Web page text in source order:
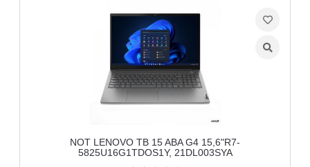
NOT LENOVO TB 15 ABA G4 15,6"R7-
5825U16G1TDOS1Y, 21DL003SYA